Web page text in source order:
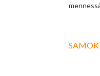
SAMOK